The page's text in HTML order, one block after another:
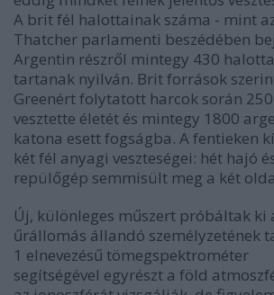
A brit fél halottainak száma - mint
Thatcher parlamenti beszédében
Argentin részről mintegy 430
tartanak nyilván. Brit források
Greenért folytatott harcok során
vesztette életét és mintegy 1800
katona esett fogságba. A fentieken
két fél anyagi veszteségei: hét hajó
repülőgép semmisült meg a két
Új, különleges műszert próbáltak ki
űrállomás állandó személyzetének
1 elnevezésű tömegspektrométer
segítségével egyrészt a föld